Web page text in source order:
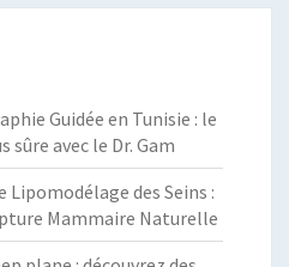
Guidée en Tunisie : le
sûre avec le Dr. Gam
Lipomodélage des Seins :
Mammaire Naturelle